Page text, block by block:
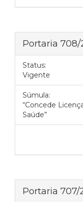
Portaria 708/
Status:
Vigente
Súmula:
“Concede
Saúde”
Portaria 707/